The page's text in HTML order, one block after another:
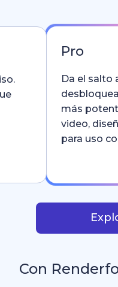
Pro
Da el salto
más
video,
para uso
Con